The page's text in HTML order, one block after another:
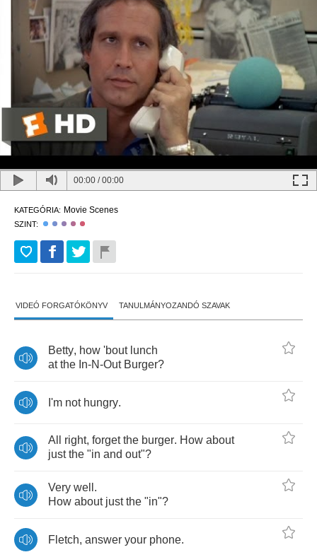
00:00 /00:00
KATEGÓRIA: Movie Scenes
SZINT:
VIDEÓ FORGATÓKÖNYV TANULMÁNYOZANDÓ SZAVAK
Betty, how 'bout lunch
at the In-N-Out Burger?
I'm not hungry.
All right, forget the burger. How about
just the "in and out"?
Very well .
How about just the "in"?
Fletch, answer your phone.